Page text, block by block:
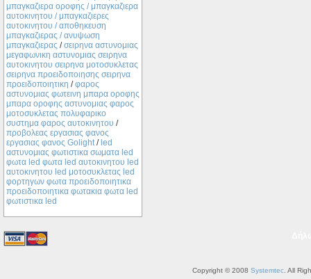
μπαγκαζιερα οροφης / μπαγκαζιερα
αυτοκινητου / μπαγκαζιερες
αυτοκινητου / αποθηκευση
μπαγκαζιερας / ανυψωση
μπαγκαζιερας /σειρηνα αστυνομιας
μεγαφωνικη αστυνομιας σειρηνα
αυτοκινητου σειρηνα μοτοσυκλετας
σειρηνα προειδοποιησης σειρηνα
προειδοποιητικη /φαρος
αστυνομιας φωτεινη μπαρα οροφης
μπαρα οροφης αστυνομιας φαρος
μοτοσυκλετας πολυφαρικο
συστημα φαρος αυτοκινητου /
προβολεας εργασιας φανος
εργασιας φανος Golight/ led
αστυνομιας φωτιστικα σωματα led
φωτα led φωτα led αυτοκινητου led
αυτοκινητου led μοτοσυκλετας led
φορτηγων φωτα προειδοποιητικα
προειδοποιητικα φωτακια φωτα led
φωτιστικα led
Copyright © 2008 Systemtec . All